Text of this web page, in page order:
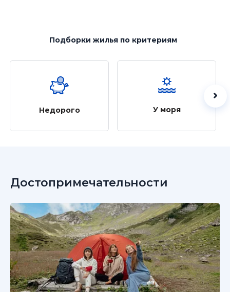
Подборки жильяпо критериям
Недорого У моря
Достопримечательности